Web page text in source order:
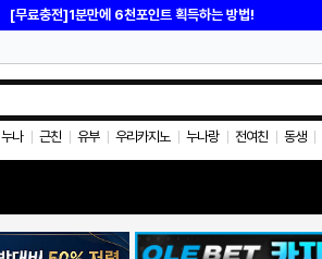
[무료충전]1분만에 6천포인트 획득하는 방법!
누나 근친 유부 우리카지노 누나랑 전여친 동생